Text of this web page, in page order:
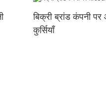
बिक्री ब्रांड कंपनी
कुर्सियाँ